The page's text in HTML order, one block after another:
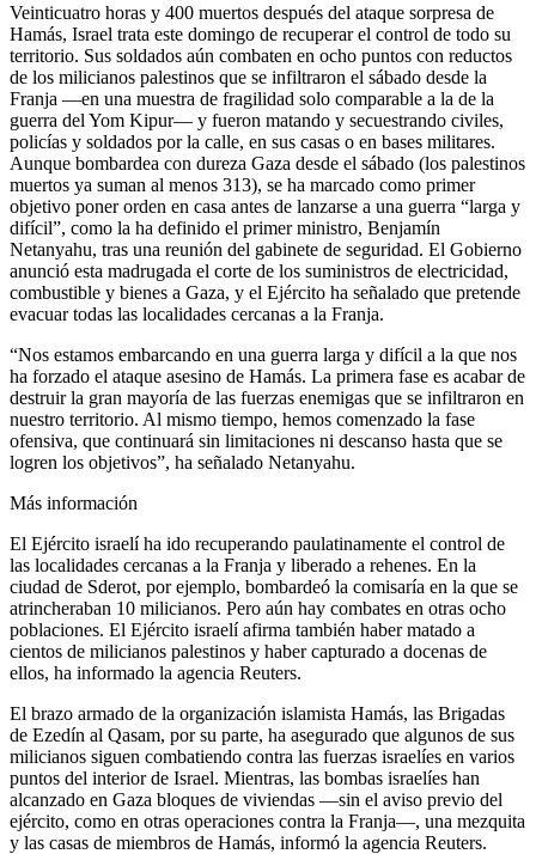
Veinticuatro horas y 400 muertos después del ataque sorpresa de
Hamás, Israel trata este domingo de recuperar el control de todo su
territorio. Sus soldados aún combaten en ocho puntos con reductos
de los milicianos palestinos que se infiltraron el sábado desde la
Franja ―en una muestra de fragilidad solo comparable a la de la
guerra del Yom Kipur― y fueron matando y secuestrando civiles,
policías y soldados por la calle, en sus casas o en bases militares.
Aunque bombardea con dureza Gaza desde el sábado (los palestinos
muertos ya suman al menos 313), se ha marcado como primer
objetivo poner orden en casa antes de lanzarse a una guerra “larga y
difícil”, como la ha definido el primer ministro, Benjamín
Netanyahu, tras una reunión del gabinete de seguridad. El Gobierno
anunció esta madrugada el corte de los suministros de electricidad,
combustible y bienes a Gaza, y el Ejército ha señalado que pretende
evacuar todas las localidades cercanas a la Franja.
“Nos estamos embarcando en una guerra larga y difícil a la que nos
ha forzado el ataque asesino de Hamás. La primera fase es acabar de
destruir la gran mayoría de las fuerzas enemigas que se infiltraron en
nuestro territorio. Al mismo tiempo, hemos comenzado la fase
ofensiva, que continuará sin limitaciones ni descanso hasta que se
logren los objetivos”, ha señalado Netanyahu.
Más información
El Ejército israelí ha ido recuperando paulatinamente el control de
las localidades cercanas a la Franja y liberado a rehenes. En la
ciudad de Sderot, por ejemplo, bombardeó la comisaría en la que se
atrincheraban 10 milicianos. Pero aún hay combates en otras ocho
poblaciones. El Ejército israelí afirma también haber matado a
cientos de milicianos palestinos y haber capturado a docenas de
ellos, ha informado la agencia Reuters.
El brazo armado de la organización islamista Hamás, las Brigadas
de Ezedín al Qasam, por su parte, ha asegurado que algunos de sus
milicianos siguen combatiendo contra las fuerzas israelíes en varios
puntos del interior de Israel. Mientras, las bombas israelíes han
alcanzado en Gaza bloques de viviendas ―sin el aviso previo del
ejército, como en otras operaciones contra la Franja―, una mezquita
y las casas de miembros de Hamás, informó la agencia Reuters.